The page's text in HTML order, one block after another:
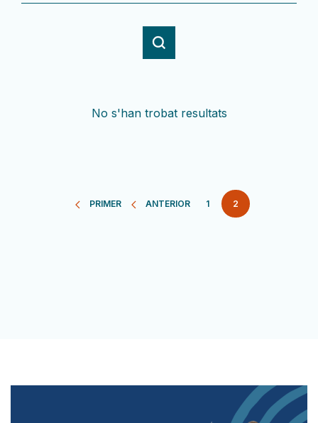
No s'han trobat resultats
PaginacióPRIMER ANTERIOR PÀGINA
1 2